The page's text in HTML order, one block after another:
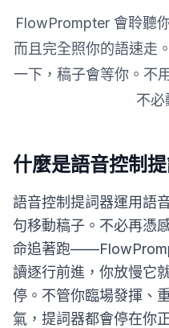
FlowPrompter 會聆聽
而且完全照你的語速走
一下，稿子會等你。不
不必
什麼是語音控制提
語音控制提詞器運用語
句移動稿子。不必再憑
命追著跑
讀逐行前進，你放慢它
停。不管你臨場發揮、
氣，提詞器都會停在